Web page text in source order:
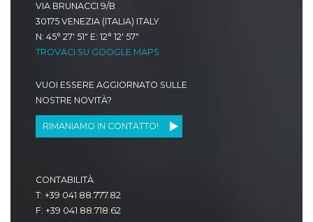
VIA BRUNACCI 9/B
30175 VENEZIA (ITALIA) ITALY
N: 45° 27' 51" E: 12° 12' 57"
TROVACI SU GOOGLE MAPS
VUOI ESSERE AGGIORNATO SULLE
NOSTRE NOVITÀ?
RIMANIAMO IN CONTATTO!
CONTABILITÀ
T: +39 041 88.777.82
F: +39 041 88.718.62